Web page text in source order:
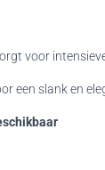
voor
een slank en